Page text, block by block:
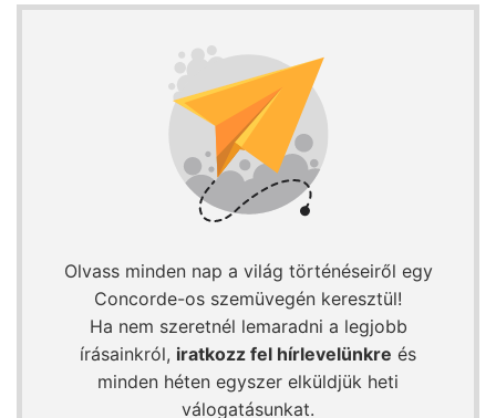
Olvass minden nap a világ történéseiről egy
Concorde-os szemüvegén keresztül!
Ha nem szeretnél lemaradni a legjobb
írásainkról, iratkozz fel hírlevelünkre és
minden héten egyszer elküldjük heti
válogatásunkat.